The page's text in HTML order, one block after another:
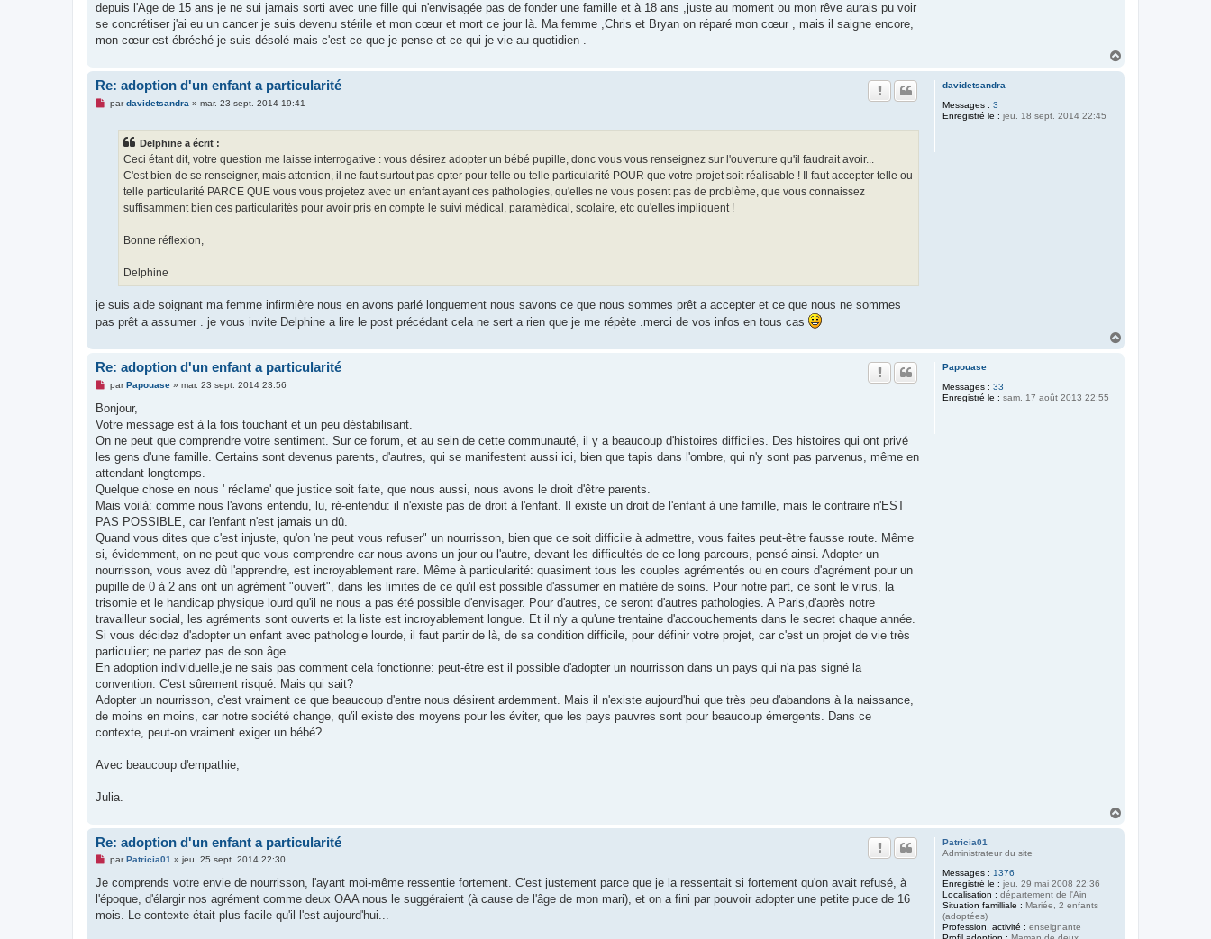
depuis l'Age de 15 ans je ne sui jamais sorti avec une fille qui n'envisagée pas de fonder une famille et à 18 ans ,juste au moment ou mon rêve aurais pu voir
se concrétiser j'ai eu un cancer je suis devenu stérile et mon cœur et mort ce jour là. Ma femme ,Chris et Bryan on réparé mon cœur , mais il saigne encore,
mon cœur est ébréché je suis désolé mais c'est ce que je pense et ce qui je vie au quotidien .
davidetsandra
Messages : 3
Enregistré le : jeu. 18 sept. 2014 22:45
Re: adoption d'un enfant a particularité
Mpardavidetsandra » mar. 23 sept. 2014 19:41
Delphine a écrit :
Ceci étant dit, votre question me laisse interrogative : vous désirez adopter un bébé pupille, donc vous vous renseignez sur l'ouverture qu'il faudrait avoir...
C'est bien de se renseigner, mais attention, il ne faut surtout pas opter pour telle ou telle particularité POUR que votre projet soit réalisable ! Il faut accepter telle ou
telle particularité PARCE QUE vous vous projetez avec un enfant ayant ces pathologies, qu'elles ne vous posent pas de problème, que vous connaissez
suffisamment bien ces particularités pour avoir pris en compte le suivi médical, paramédical, scolaire, etc qu'elles impliquent !
Bonne réflexion,
Delphine
je suis aide soignant ma femme infirmière nous en avons parlé longuement nous savons ce que nous sommes prêt a accepter et ce que nous ne sommes
pas prêt a assumer . je vous invite Delphine a lire le post précédant cela ne sert a rien que je me répète .merci de vos infos en tous cas
Papouase
Messages : 33
Enregistré le : sam. 17 août 2013 22:55
Re: adoption d'un enfant a particularité
M
s
a
g
n
o
l
u
parPapouase» mar. 23 sept. 2014 23:56
Bonjour,
Votre message est à la fois touchant et un peu déstabilisant.
On ne peut que comprendre votre sentiment. Sur ce forum, et au sein de cette communauté, il y a beaucoup d'histoires difficiles. Des histoires qui ont privé
les gens d'une famille. Certains sont devenus parents, d'autres, qui se manifestent aussi ici, bien que tapis dans l'ombre, qui n'y sont pas parvenus, même en
attendant longtemps.
Quelque chose en nous ' réclame' que justice soit faite, que nous aussi, nous avons le droit d'être parents.
Mais voilà: comme nous l'avons entendu, lu, ré-entendu: il n'existe pas de droit à l'enfant. Il existe un droit de l'enfant à une famille, mais le contraire n'EST
PAS POSSIBLE, car l'enfant n'est jamais un dû.
Quand vous dites que c'est injuste, qu'on 'ne peut vous refuser" un nourrisson, bien que ce soit difficile à admettre, vous faites peut-être fausse route. Même
si, évidemment, on ne peut que vous comprendre car nous avons un jour ou l'autre, devant les difficultés de ce long parcours, pensé ainsi. Adopter un
nourrisson, vous avez dû l'apprendre, est incroyablement rare. Même à particularité: quasiment tous les couples agrémentés ou en cours d'agrément pour un
pupille de 0 à 2 ans ont un agrément "ouvert", dans les limites de ce qu'il est possible d'assumer en matière de soins. Pour notre part, ce sont le virus, la
trisomie et le handicap physique lourd qu'il ne nous a pas été possible d'envisager. Pour d'autres, ce seront d'autres pathologies. A Paris,d'après notre
travailleur social, les agréments sont ouverts et la liste est incroyablement longue. Et il n'y a qu'une trentaine d'accouchements dans le secret chaque année.
Si vous décidez d'adopter un enfant avec pathologie lourde, il faut partir de là, de sa condition difficile, pour définir votre projet, car c'est un projet de vie très
particulier; ne partez pas de son âge.
En adoption individuelle,je ne sais pas comment cela fonctionne: peut-être est il possible d'adopter un nourrisson dans un pays qui n'a pas signé la
convention. C'est sûrement risqué. Mais qui sait?
Adopter un nourrisson, c'est vraiment ce que beaucoup d'entre nous désirent ardemment. Mais il n'existe aujourd'hui que très peu d'abandons à la naissance,
de moins en moins, car notre société change, qu'il existe des moyens pour les éviter, que les pays pauvres sont pour beaucoup émergents. Dans ce
contexte, peut-on vraiment exiger un bébé?
Avec beaucoup d'empathie,
Julia.
Patricia01
Administrateur du site
Messages : 1376
Enregistré le : jeu. 29 mai 2008 22:36
Localisation : département de l'Ain
Situation familliale : Mariée, 2 enfants
(adoptées)
Profession, activité : enseignante
Re: adoption d'un enfant a particularité
M
s
a
g
parPatricia01» jeu. 25 sept. 2014 22:30
Je comprends votre envie de nourrisson, l'ayant moi-même ressentie fortement. C'est justement parce que je la ressentait si fortement qu'on avait refusé, à
l'époque, d'élargir nos agrément comme deux OAA nous le suggéraient (à cause de l'âge de mon mari), et on a fini par pouvoir adopter une petite puce de 16
mois. Le contexte était plus facile qu'il l'est aujourd'hui...